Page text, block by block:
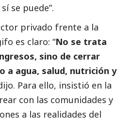
se puede”.
privado frente a la
es claro: “No se trata
sino de cerrar
a agua, salud, nutrición y
Para ello, insistió en la
con las comunidades y
a las realidades del